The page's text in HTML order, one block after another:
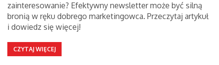
zainteresowanie? Efektywny newsletter może być silną
bronią w ręku dobrego marketingowca. Przeczytaj artykuł
i dowiedz się więcej!
CZYTAJ WIĘCEJ